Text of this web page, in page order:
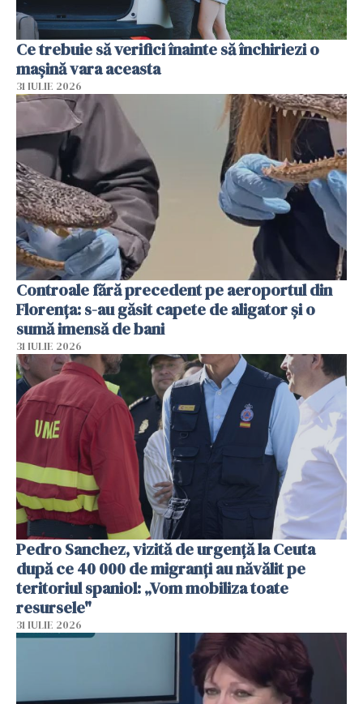
Ce trebuie să verifici înainte să închiriezi o
mașină vara aceasta
31 IULIE 2026
Controale fără precedent pe aeroportul din
Florența: s-au găsit capete de aligator și o
sumă imensă de bani
31 IULIE 2026
Pedro Sanchez, vizită de urgență la Ceuta
după ce 40 000 de migranți au năvălit pe
teritoriul spaniol: „Vom mobiliza toate
resursele"
31 IULIE 2026